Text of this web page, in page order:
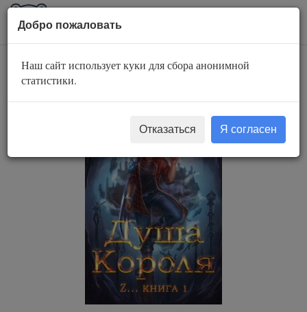
AuBook.org
Душа короля
Добро пожаловать
Наш сайт использует куки для сбора анонимной
статистики.
Отказаться Я согласен